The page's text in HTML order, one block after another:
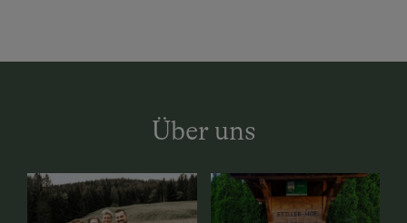
Über uns